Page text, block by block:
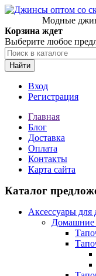
Модные
Корзина ждет
Выберите любое
Найти
Вход
Регистрация
Главная
Блог
Доставка
Оплата
Контакты
Карта сайта
Каталог
Аксессуары для
Домашние